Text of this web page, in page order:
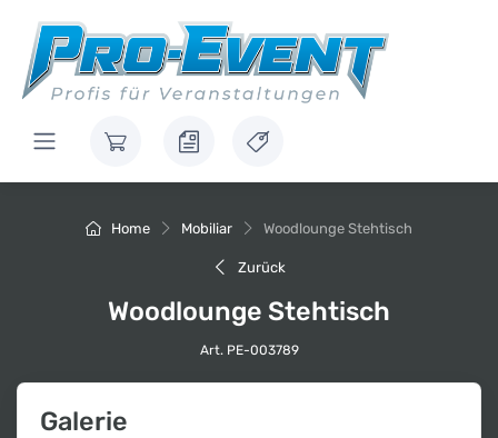
Home Mobiliar Woodlounge Stehtisch
Zurück
Woodlounge Stehtisch
Art. PE-003789
Galerie